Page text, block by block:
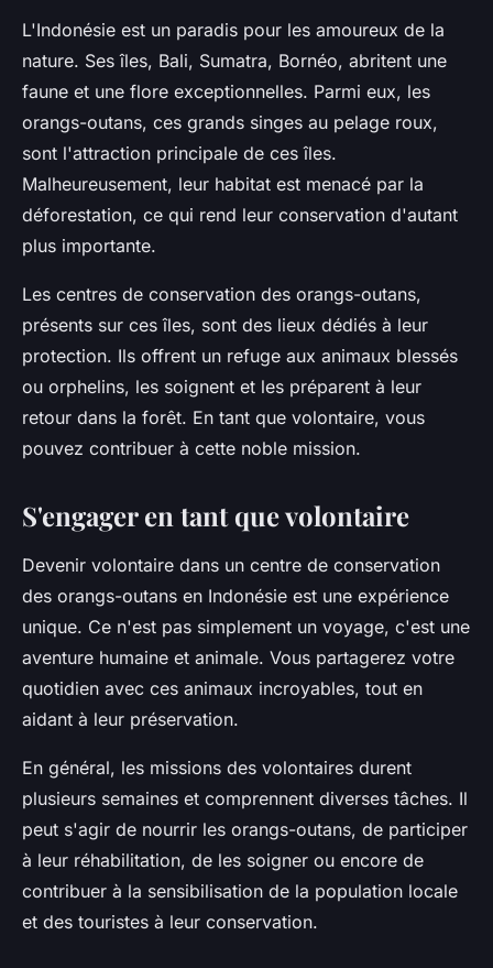
L'Indonésie est un paradis pour les amoureux de la
nature. Ses îles, Bali, Sumatra, Bornéo, abritent une
faune et une flore exceptionnelles. Parmi eux, les
orangs-outans, ces grands singes au pelage roux,
sont l'attraction principale de ces îles.
Malheureusement, leur habitat est menacé par la
déforestation, ce qui rend leur conservation d'autant
plus importante.
Les centres de conservation des orangs-outans,
présents sur ces îles, sont des lieux dédiés à leur
protection. Ils offrent un refuge aux animaux blessés
ou orphelins, les soignent et les préparent à leur
retour dans la forêt. En tant que volontaire, vous
pouvez contribuer à cette noble mission.
S'engager en tant que volontaire
Devenir volontaire dans un centre de conservation
des orangs-outans en Indonésie est une expérience
unique. Ce n'est pas simplement un voyage, c'est une
aventure humaine et animale. Vous partagerez votre
quotidien avec ces animaux incroyables, tout en
aidant à leur préservation.
En général, les missions des volontaires durent
plusieurs semaines et comprennent diverses tâches. Il
peut s'agir de nourrir les orangs-outans, de participer
à leur réhabilitation, de les soigner ou encore de
contribuer à la sensibilisation de la population locale
et des touristes à leur conservation.